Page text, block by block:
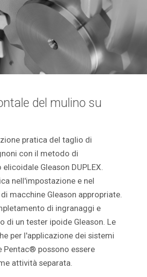
del mulino su
pratica del taglio di
con il metodo di
Gleason DUPLEX.
nell'impostazione e nel
macchine Gleason appropriate.
di ingranaggi e
di un tester ipoide Gleason. Le
per l'applicazione dei sistemi
Pentac® possono essere
attività separata.